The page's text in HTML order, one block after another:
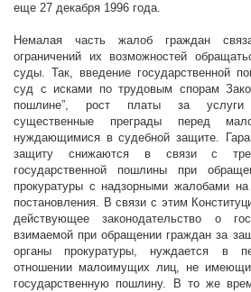
еще 27 декабря 1996 года.
Немалая часть жалоб граждан
ограничений их возможностей
суды. Так, введение государственной
суд с исками по трудовым спорам
пошлине”, рост платы за услуги
существенные преграды перед
нуждающимися в судебной защите.
защиту снижаются в связи с
государственной пошлины при
прокуратуры с надзорными жалобами
постановления. В связи с этим
действующее законодательство о
взимаемой при обращении граждан за
органы прокуратуры, нуждается в
отношении малоимущих лиц, не
государственную пошлину. В то же